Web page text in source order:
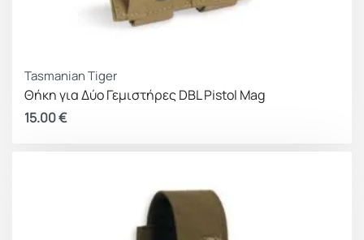
Tasmanian Tiger
Θήκη για Δύο Γεμιστήρες DBL Pistol Mag
15.00€